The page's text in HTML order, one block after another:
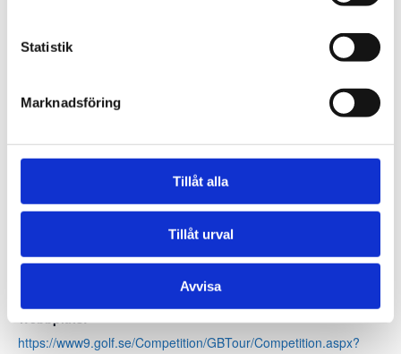
Statistik
Marknadsföring
Tillåt alla
Tillåt urval
Avvisa
22 maj, 2024
Evenemang Kategori:
Webbplats:
https://www9.golf.se/Competition/GBTour/Competition.aspx?